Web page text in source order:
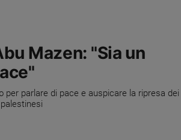
Mazen: "Sia un
per parlare di pace e auspicare la ripresa dei